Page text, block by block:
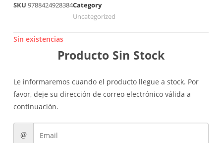
SKU 9788424928384Category
Uncategorized
Sin existencias
Producto Sin Stock
Le informaremos cuando el producto llegue a stock. Por
favor, deje su dirección de correo electrónico válida a
continuación.